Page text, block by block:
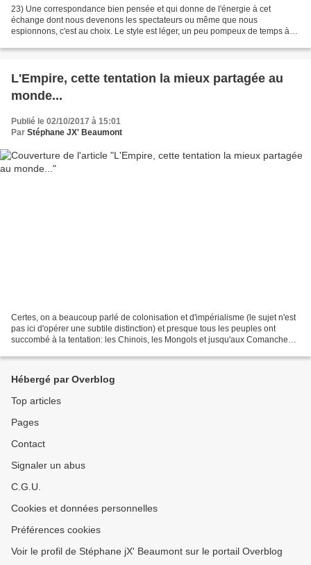
23) Une correspondance bien pensée et qui donne de l'énergie à cet
échange dont nous devenons les spectateurs ou même que nous
espionnons, c'est au choix. Le style est léger, un peu pompeux de temps à
L'Empire, cette tentation la mieux partagée au
monde...
Publié le 02/10/2017 à 15:01
Par Stéphane JX' Beaumont
Certes, on a beaucoup parlé de colonisation et d'impérialisme (le sujet n'est
pas ici d'opérer une subtile distinction) et presque tous les peuples ont
succombé à la tentation: les Chinois, les Mongols et jusqu'aux Comanches...
Hébergé par Overblog
Top articles
Pages
Contact
Signaler un abus
C.G.U.
Cookies et données personnelles
Préférences cookies
Voir le profil de Stéphane jX' Beaumont sur le portail Overblog